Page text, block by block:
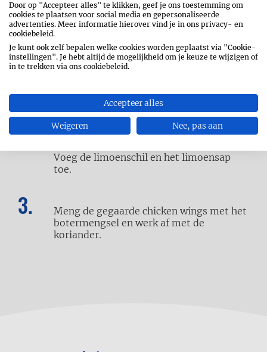
Dep de stukken kip goed droog en meng
ze in een kom met de olijfolie, fleur de sel
en peper. Leg de kip in het mandje van de
airfryer en laat 10 minuten garen op 180
°C. Schud met het mandje en laat
Smelt in een steelpan de boter. Voeg de
honing en de chilisaus toe. Laat even aan
Voeg de limoenschil en het limoensap
toe.
Meng de gegaarde chicken wings met het
botermengsel en werk af met de
koriander.
Door op "Accepteer alles" te klikken, geef je ons toestemming om
cookies te plaatsen voor social media en gepersonaliseerde
advertenties. Meer informatie hierover vind je in ons privacy- en
cookiebeleid.
Je kunt ook zelf bepalen welke cookies worden geplaatst via "Cookie-
instellingen". Je hebt altijd de mogelijkheid om je keuze te wijzigen of
in te trekken via ons cookiebeleid.
Accepteer alles
Weigeren Nee, pas aan